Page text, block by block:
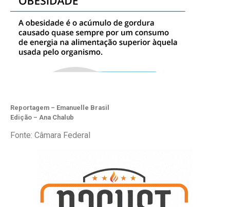
Reportagem – Emanuelle Brasil
Edição – Ana Chalub
Fonte: Câmara Federal